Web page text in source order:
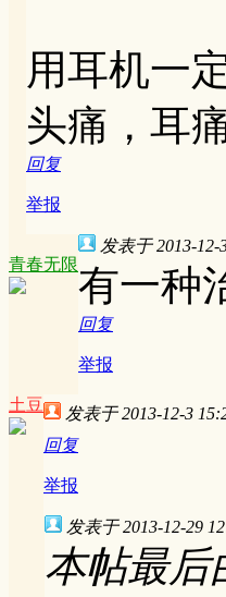
用耳机一
头痛，耳
回复
举报
青春无限
发表于 2013-12-
有一种
回复
举报
土豆 发表于 2013-12-3
回复
举报
发表于 2013-12-29
本帖最后